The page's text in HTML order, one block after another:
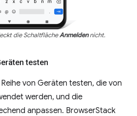
die SchaltflächeAnmeldennicht.
testen
von Geräten testen, die von
werden, und die
anpassen. BrowserStack